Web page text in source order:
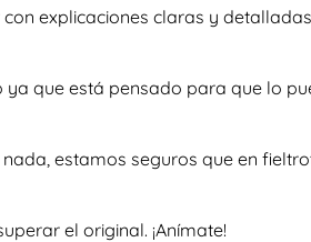
explicaciones claras y
que está pensado para que lo
estamos seguros que en
el original. ¡Anímate!